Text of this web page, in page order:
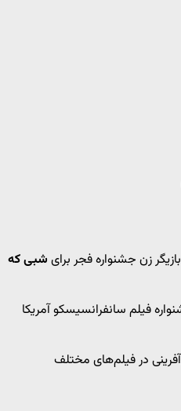
زن جشنواره فجر برای شبی که
فیلم سانفرانسیسکو آمریکا
در فیلم‌های مختلف